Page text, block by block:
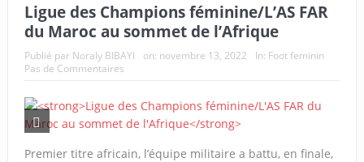
Ligue des Champions féminine/L’AS FAR
du Maroc au sommet de l’Afrique
Publié par Noraly BIBAYI on: novembre 13, 2022 In: Foot feminin
Pas de Commentaires
Premier titre africain, l’équipe militaire a battu, en finale,